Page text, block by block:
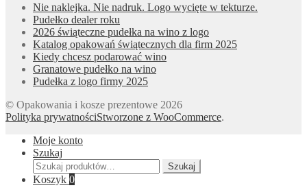
Nie naklejka. Nie nadruk. Logo wycięte w tekturze.
Pudełko dealer roku
2026 świąteczne pudełka na wino z logo
Katalog opakowań świątecznych dla firm 2025
Kiedy chcesz podarować wino
Granatowe pudełko na wino
Pudełka z logo firmy 2025
© Opakowania i kosze prezentowe 2026
Polityka prywatnościStworzone z WooCommerce.
Moje konto
Szukaj
Szukaj:
Szukaj
Koszyk 0